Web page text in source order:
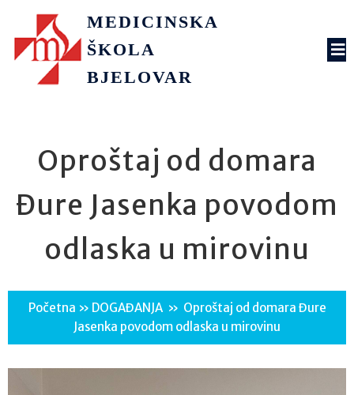
MEDICINSKA
ŠKOLA
BJELOVAR
Oproštaj od domara
Đure Jasenka povodom
odlaska u mirovinu
Početna » DOGAĐANJA » Oproštaj od domara Đure
Jasenka povodom odlaska u mirovinu